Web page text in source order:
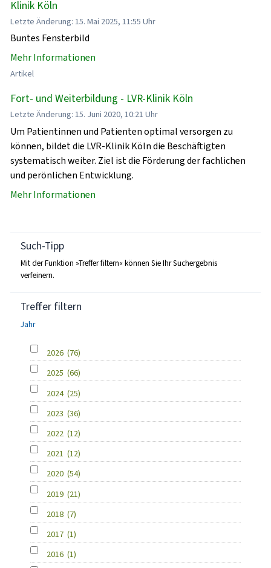
Klinik Köln
Letzte Änderung: 15. Mai 2025, 11:55 Uhr
Buntes Fensterbild
Mehr Informationen
Artikel
Fort- und Weiterbildung - LVR-Klinik Köln
Letzte Änderung: 15. Juni 2020, 10:21 Uhr
Um Patientinnen und Patienten optimal versorgen zu
können, bildet die LVR-Klinik Köln die Beschäftigten
systematisch weiter. Ziel ist die Förderung der fachlichen
und perönlichen Entwicklung.
Mehr Informationen
Such-Tipp
Mit der Funktion »Treffer filtern« können Sie Ihr Suchergebnis
verfeinern.
Treffer filtern
Jahr
2026 (76)
2025 (66)
2024 (25)
2023 (36)
2022 (12)
2021 (12)
2020 (54)
2019 (21)
2018 (7)
2017 (1)
2016 (1)